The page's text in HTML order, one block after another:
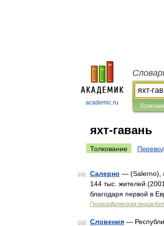
academic.ru
яхт-гавань
Толкование Перевод
101 Салерно — (Salerno),
144 тыс. жителей
благодаря первой в
Географическая
102 Словения —